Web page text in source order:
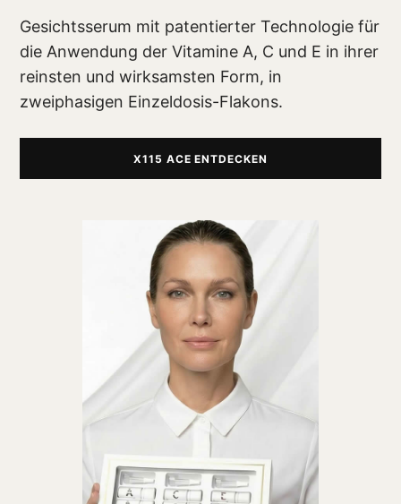
Gesichtsserum mit patentierter Technologie für
die Anwendung der Vitamine A, C und E in ihrer
reinsten und wirksamsten Form, in
zweiphasigen Einzeldosis-Flakons.
X115 ACE ENTDECKEN